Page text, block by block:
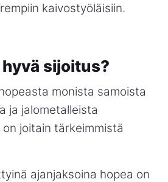
kaivostyöläisiin.
sijoitus?
monista samoista
ja jalometalleista
joitain tärkeimmistä
ajanjaksoina hopea on